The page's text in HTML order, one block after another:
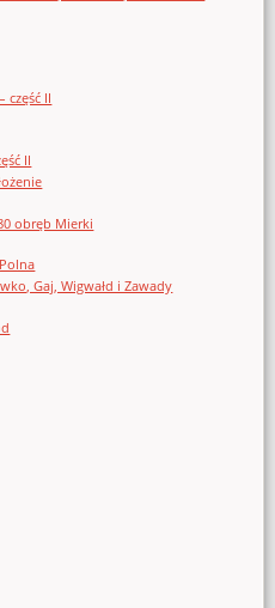
część II
II
obręb Mierki
Gaj, Wigwałd i Zawady